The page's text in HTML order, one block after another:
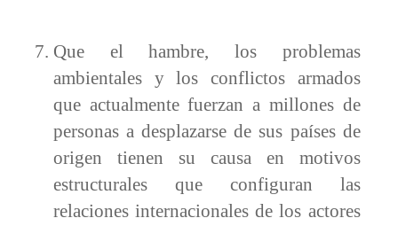
Que el hambre, los problemas
ambientales y los conflictos armados
que actualmente fuerzan a millones de
personas a desplazarse de sus países de
origen tienen su causa en motivos
estructurales que configuran las
relaciones internacionales de los actores